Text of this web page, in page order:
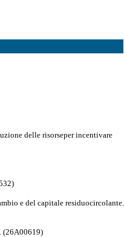
delle risorseper incentivare
e del capitale residuocircolante.
(26A00619)